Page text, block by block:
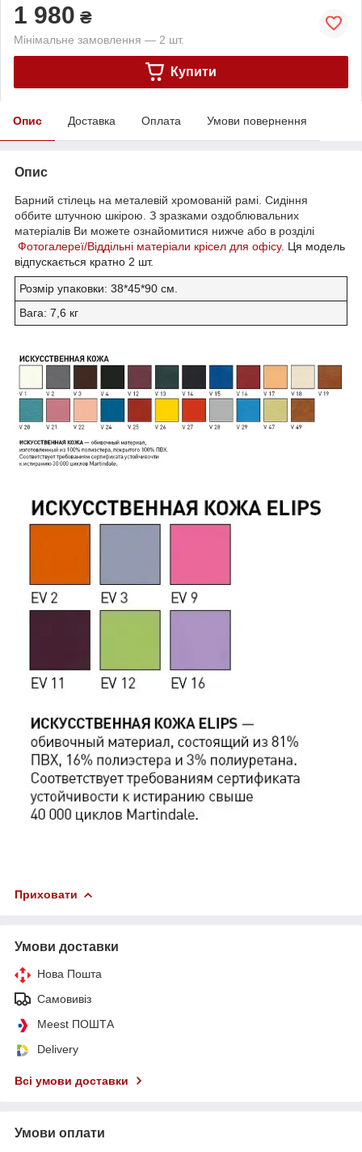
1 980 ₴
Мінімальне замовлення — 2 шт.
Купити
Опис Доставка Оплата Умови повернення
Опис
Барний стілець на металевій хромованій рамі. Сидіння
оббите штучною шкірою. З зразками оздоблювальних
матеріалів Ви можете ознайомитися нижче або в розділі
Фотогалереї/Віддільні матеріали крісел для офісу. Ця модель
відпускається кратно 2 шт.
Розмір упаковки: 38*45*90 см.
Вага: 7,6 кг
Приховати
Умови доставки
Нова Пошта
Самовивіз
Meest ПОШТА
Delivery
Всі умови доставки
Умови оплати